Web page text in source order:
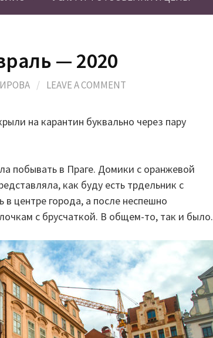
— 2020
/ LEAVE A COMMENT
на карантин буквально через пару
побывать в Праге. Домики с оранжевой
как буду есть трдельник с
в центре города, а после неспешно
с брусчаткой. В общем-то, так и было.